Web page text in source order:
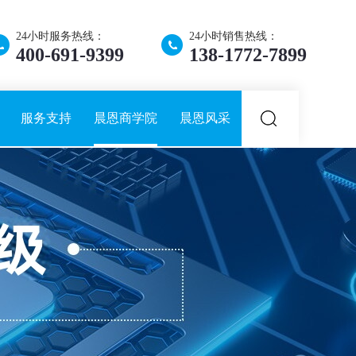
24小时服务热线：
400-691-9399
24小时销售热线：
138-1772-7899
服务支持 晨恩商学院 晨恩风采